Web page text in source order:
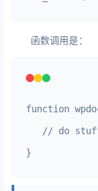
函数调用是：
function
// do
}